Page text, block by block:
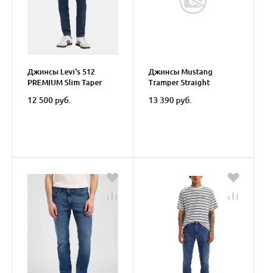
Джинсы Levi's 512
PREMIUM Slim Taper
12 500 руб.
Джинсы Mustang
Tramper Straight
13 390 руб.